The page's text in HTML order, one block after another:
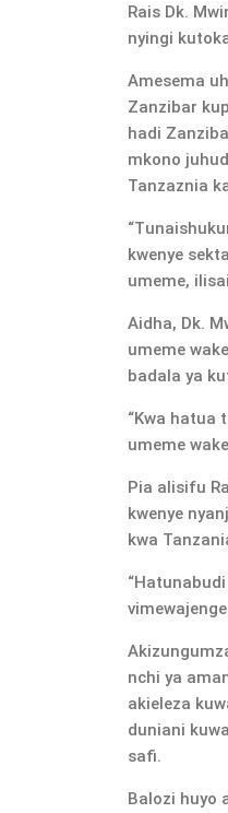
Rais Dk.
nyingi
Amesema
Zanzibar
hadi
mkono
Tanzaznia
kwenye
umeme,
Aidha, Dk.
umeme
badala ya
“Kwa hatua
umeme
Pia alisifu
kwenye
kwa
nchi ya
akieleza
duniani
safi.
Balozi huyo